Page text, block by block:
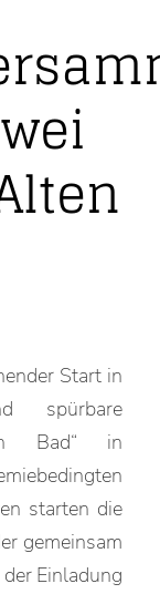
Start in
spürbare
Bad“ in
starten die
gemeinsam
Einladung